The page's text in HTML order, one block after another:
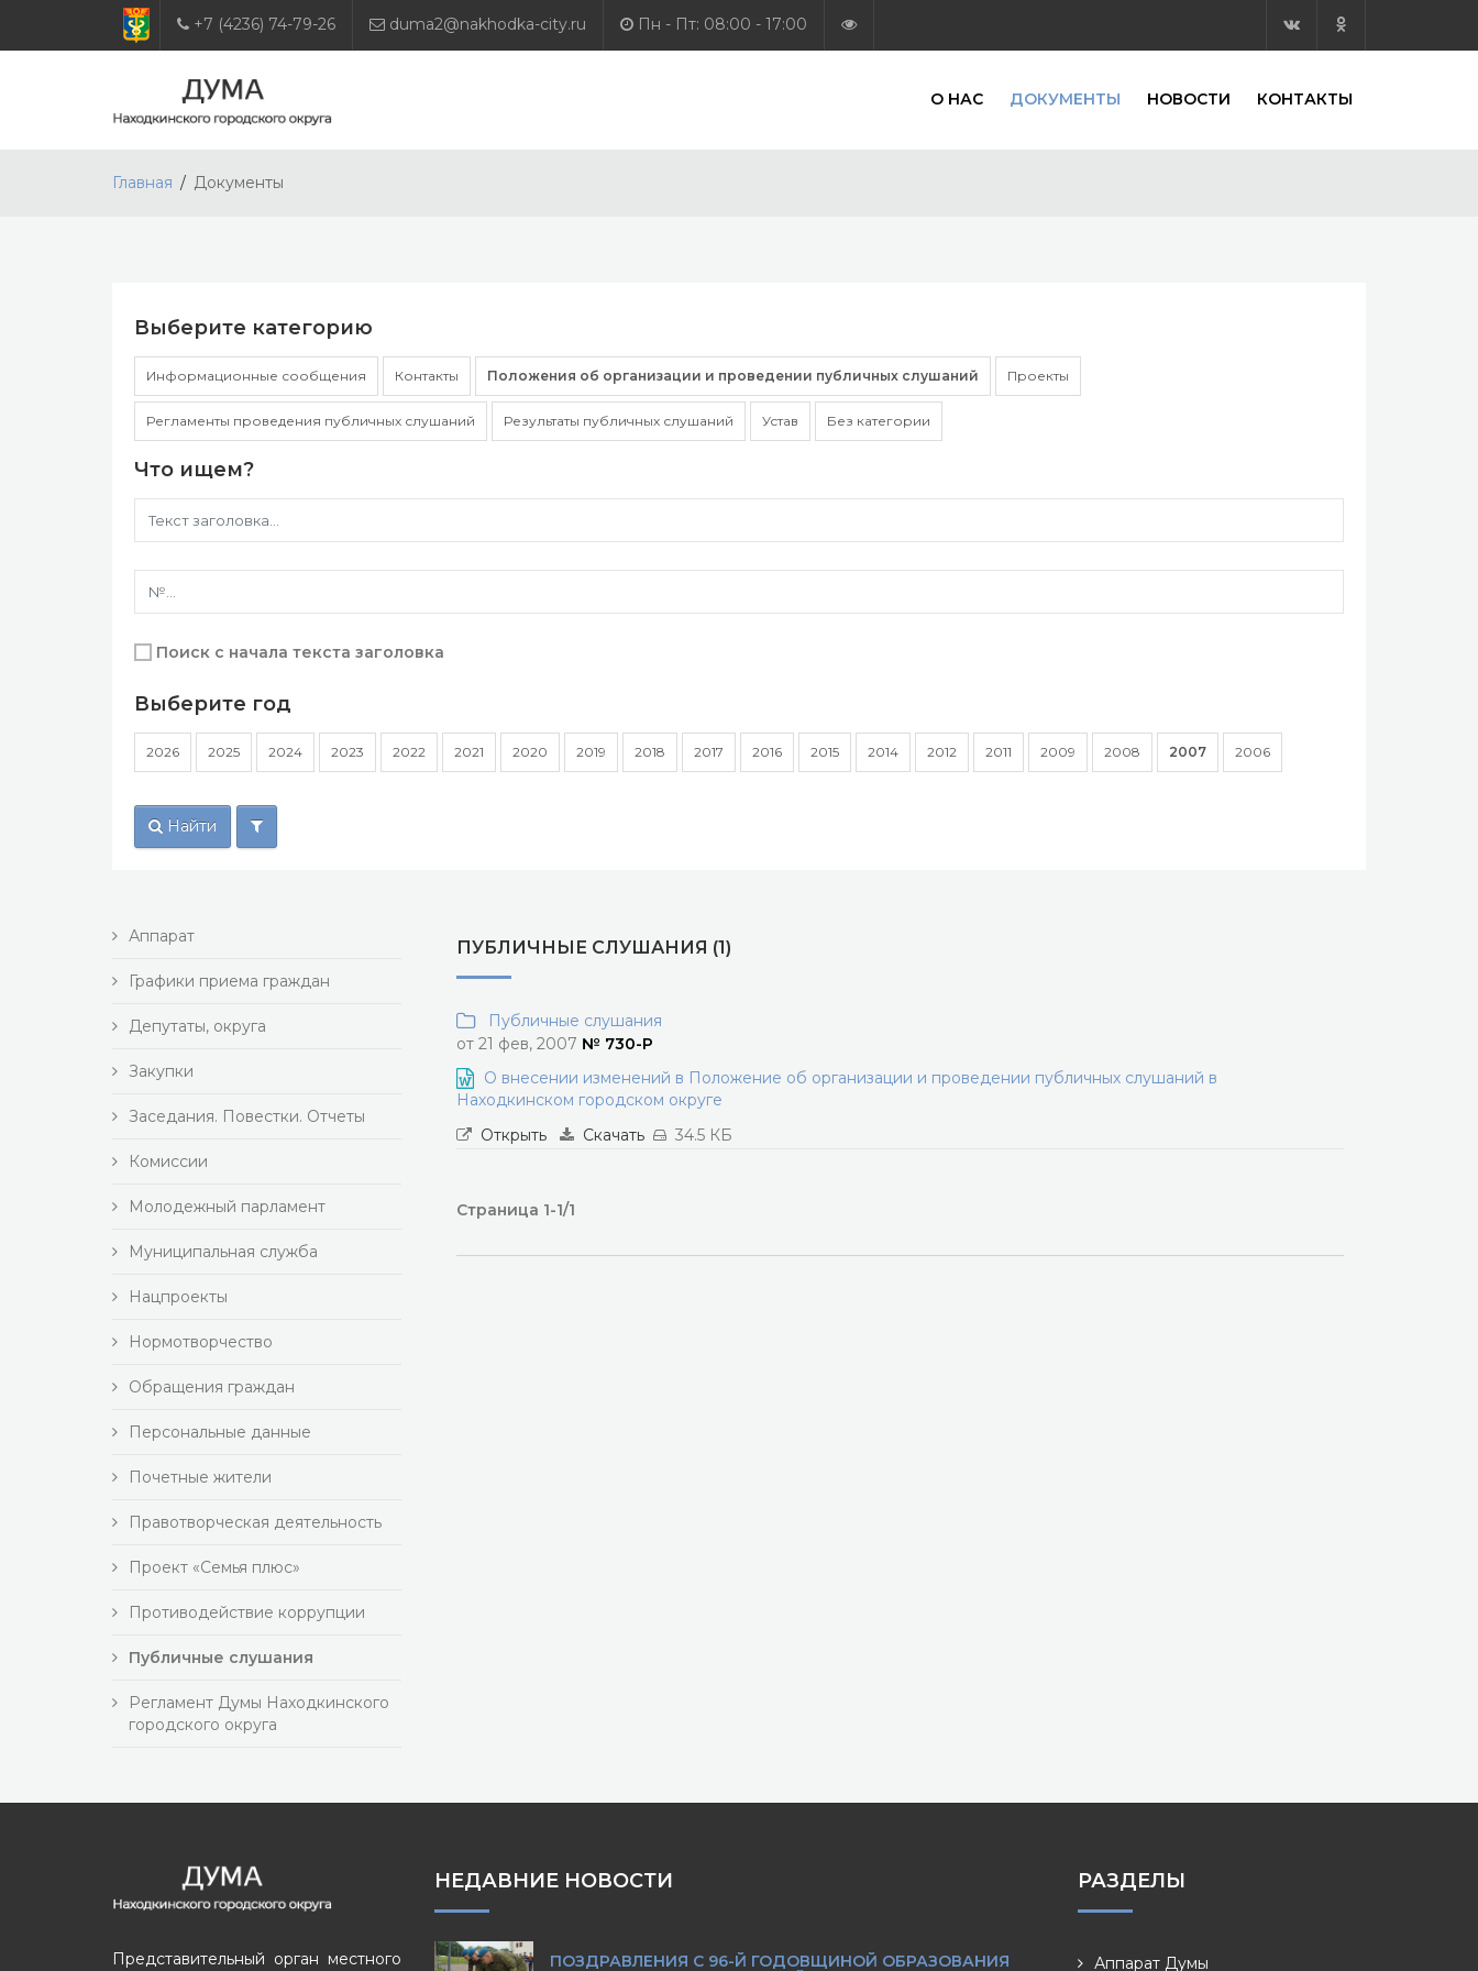
+7 (4236) 74-79-26 duma2@nakhodka-city.ru Пн - Пт: 08:00 - 17:00
О НАС ДОКУМЕНТЫ НОВОСТИ КОНТАКТЫ
Главная Документы
Выберите категорию
Информационные сообщения Контакты Положения об организации и проведении публичных слушаний Проекты
Регламенты проведения публичных слушаний Результаты публичных слушаний Устав Без категории
Что ищем?
Поиск с начала текста заголовка
Выберите год
2026 2025 2024 2023 2022 2021 2020 2019 2018 2017 2016 2015 2014 2012 2011 2009 2008 2007 2006
Найти
Аппарат
Графики приема граждан
Депутаты, округа
Закупки
Заседания. Повестки. Отчеты
Комиссии
Молодежный парламент
Муниципальная служба
Нацпроекты
Нормотворчество
Обращения граждан
Персональные данные
Почетные жители
Правотворческая деятельность
Проект «Семья плюс»
Противодействие коррупции
Публичные слушания
Регламент Думы Находкинского
городского округа
ПУБЛИЧНЫЕ СЛУШАНИЯ (1)
Публичные слушания
от 21 фев, 2007 № 730-Р
О внесении изменений в Положение об организации и проведении публичных слушаний в
Находкинском городском округе
Открыть
Скачать 34.5 КБ
Страница 1-1/1
Представительный орган местного
НЕДАВНИЕ НОВОСТИ
ПОЗДРАВЛЕНИЯ С 96-Й ГОДОВЩИНОЙ ОБРАЗОВАНИЯ
РАЗДЕЛЫ
Аппарат Думы